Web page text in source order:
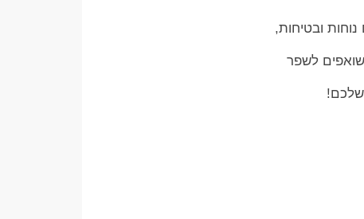
ובטיחות,
לשפר
שלכם!